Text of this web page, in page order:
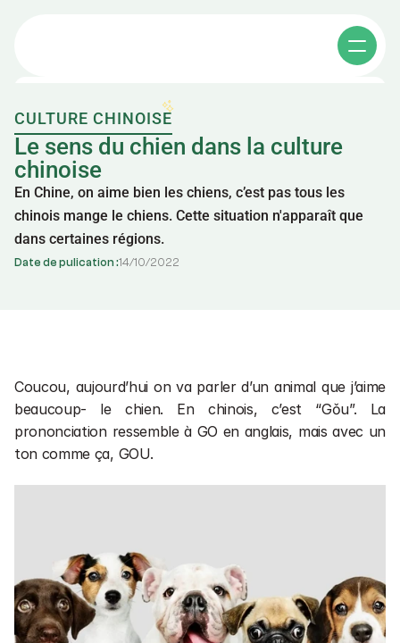
Cours individuels
Cours collectifs
Apprendre le chinois
Cours en entreprises 💼
Cours de chinois en direct 📺
Financement
Rechercher une formation ou un article
1 séance gratuite
CULTURE CHINOISE
Le sens du chien dans la culture
chinoise
En Chine, on aime bien les chiens, c’est pas tous les
chinois mange le chiens. Cette situation n'apparaît que
dans certaines régions.
Date de pulication :14/10/2022
Coucou, aujourd’hui on va parler d’un animal que j’aime
beaucoup- le chien. En chinois, c’est “Gǒu”. La
prononciation ressemble à GO en anglais, mais avec un
ton comme ça, GOU.